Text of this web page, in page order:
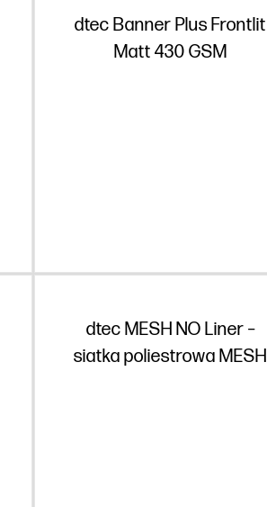
dtec Banner Plus Frontlit
Matt 430 GSM
dtec MESH NO Liner –
siatka poliestrowa MESH